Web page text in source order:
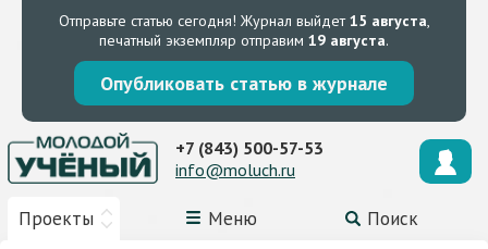
Отправьте статью сегодня! Журнал выйдет15 августа,
печатный экземпляр отправим 19 августа.
Опубликовать статью в журнале
Проекты Меню Поиск
+7 (843) 500-57-53
info@moluch.ru